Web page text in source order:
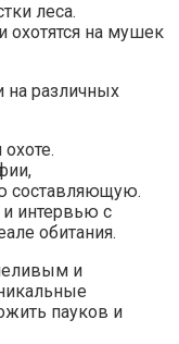
леса.
охотятся на мушек
на различных
составляющую.
интервью с
обитания.
и
пауков и